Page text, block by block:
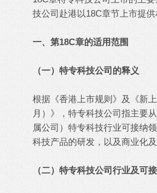
技公司赴港以18C章节上市提供
一、第18C章的适用范围
（一）特专科技公司的释义
根据《香港上市规则》及《新
月）》，特专科技公司指主要
属公司）特专科技行业可接纳
科技产品的研发，以及商业化及
（二）特专科技公司行业及可